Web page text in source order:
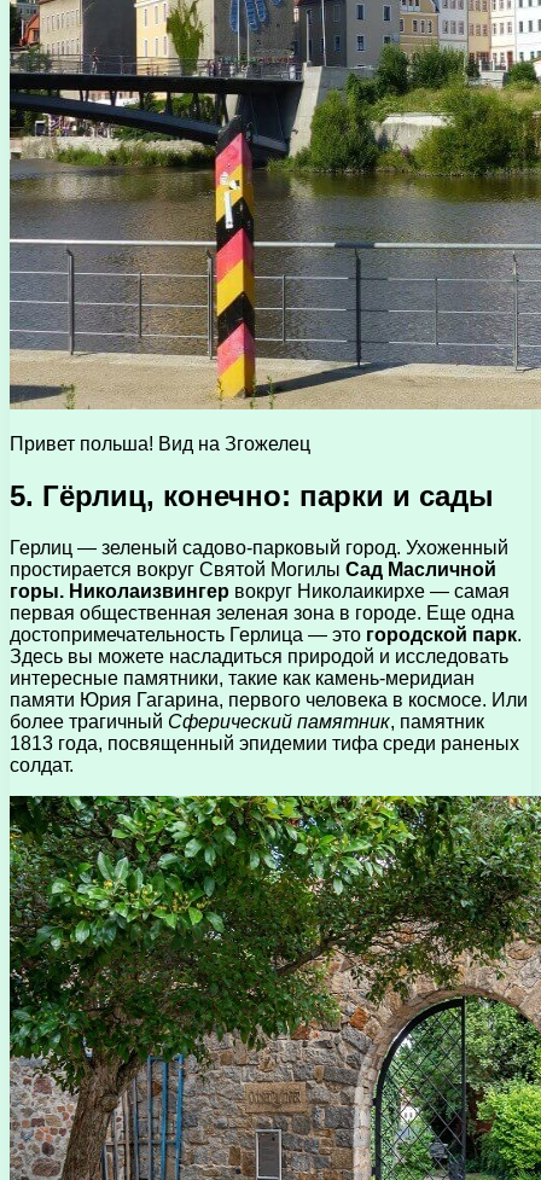
Привет польша! Вид на Згожелец
5. Гёрлиц, конечно: парки и сады
Герлиц — зеленый садово-парковый город. Ухоженный
простирается вокруг Святой Могилы Сад Масличной
горы. Николаизвингер вокруг Николаикирхе — самая
первая общественная зеленая зона в городе. Еще одна
достопримечательность Герлица — это городской парк.
Здесь вы можете насладиться природой и исследовать
интересные памятники, такие как камень-меридиан
памяти Юрия Гагарина, первого человека в космосе. Или
более трагичный Сферический памятник, памятник
1813 года, посвященный эпидемии тифа среди раненых
солдат.